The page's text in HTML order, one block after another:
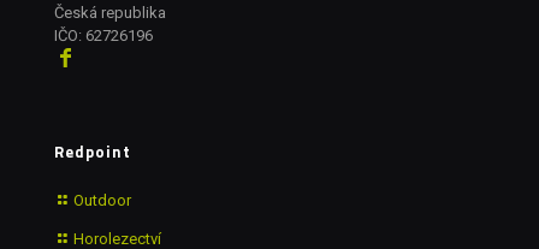
Česká republika
IČO: 62726196
Redpoint
Outdoor
Horolezectví